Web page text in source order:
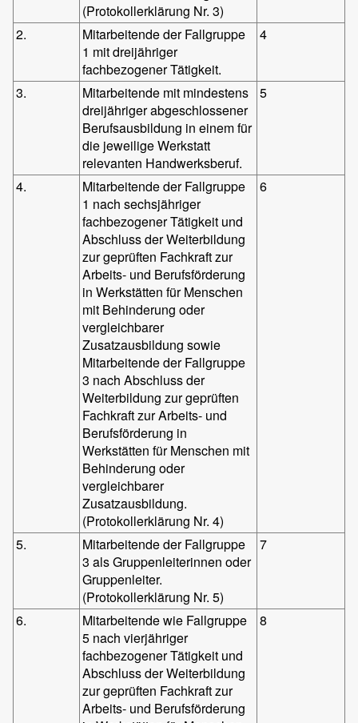
(Protokollerklärung Nr. 3)
2.
Mitarbeitende der Fallgruppe
1 mit dreijähriger
fachbezogener Tätigkeit.
4
3.
Mitarbeitende mit mindestens
dreijähriger abgeschlossener
Berufsausbildung in einem für
die jeweilige Werkstatt
relevanten Handwerksberuf.
5
4.
Mitarbeitende der Fallgruppe
1 nach sechsjähriger
fachbezogener Tätigkeit und
Abschluss der Weiterbildung
zur geprüften Fachkraft zur
Arbeits- und Berufsförderung
in Werkstätten für Menschen
mit Behinderung oder
vergleichbarer
Zusatzausbildung sowie
Mitarbeitende der Fallgruppe
3 nach Abschluss der
Weiterbildung zur geprüften
Fachkraft zur Arbeits- und
Berufsförderung in
Werkstätten für Menschen mit
Behinderung oder
vergleichbarer
Zusatzausbildung.
(Protokollerklärung Nr. 4)
6
5.
Mitarbeitende der Fallgruppe
3 als Gruppenleiterinnen oder
Gruppenleiter.
(Protokollerklärung Nr. 5)
7
6.
Mitarbeitende wie Fallgruppe
5 nach vierjähriger
fachbezogener Tätigkeit und
Abschluss der Weiterbildung
zur geprüften Fachkraft zur
Arbeits- und Berufsförderung
8